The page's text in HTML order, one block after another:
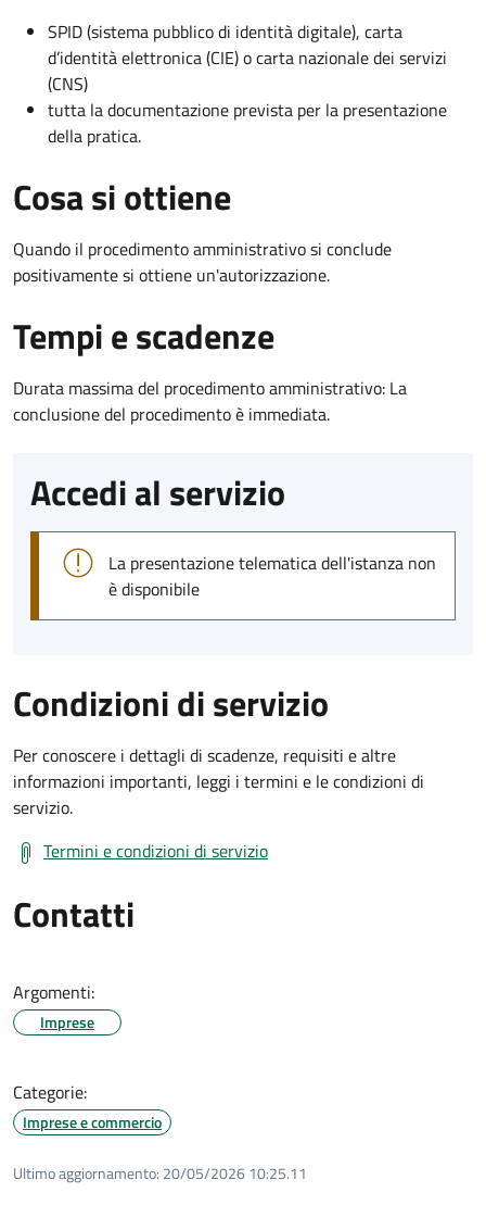
SPID (sistema pubblico di identità digitale), carta
d’identità elettronica (CIE) o carta nazionale dei servizi
(CNS)
tutta la documentazione prevista per la presentazione
della pratica.
Cosa si ottiene
Quando il procedimento amministrativo si conclude
positivamente si ottiene un'autorizzazione.
Tempi e scadenze
Durata massima del procedimento amministrativo: La
conclusione del procedimento è immediata.
Accedi al servizio
La presentazione telematica dell'istanza non
è disponibile
Condizioni di servizio
Per conoscere i dettagli di scadenze, requisiti e altre
informazioni importanti, leggi i termini e le condizioni di
servizio.
Termini e condizioni di servizio
Contatti
Argomenti:
Imprese
Categorie:
Imprese e commercio
Ultimo aggiornamento: 20/05/2026 10:25.11